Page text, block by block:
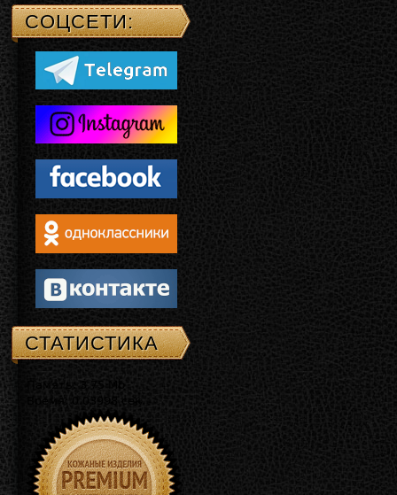
СОЦСЕТИ:
СТАТИСТИКА
Память: 3.75 Mb
Время: 0.03998 сек.